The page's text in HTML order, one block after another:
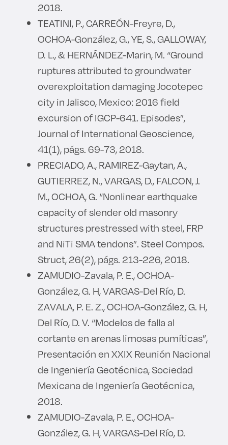
2018.
TEATINI, P., CARREÓN-Freyre, D.,
OCHOA-González, G., YE, S., GALLOWAY,
D. L., & HERNÁNDEZ-Marin, M. “Ground
ruptures attributed to groundwater
overexploitation damaging Jocotepec
city in Jalisco, Mexico: 2016 field
excursion of IGCP-641. Episodes”,
Journal of International Geoscience,
41(1), págs. 69-73, 2018.
PRECIADO, A., RAMIREZ-Gaytan, A.,
GUTIERREZ, N., VARGAS, D., FALCON, J.
M., OCHOA, G. “Nonlinear earthquake
capacity of slender old masonry
structures prestressed with steel, FRP
and NiTi SMA tendons”. Steel Compos.
Struct, 26(2), págs. 213-226, 2018.
ZAMUDIO-Zavala, P. E., OCHOA-
González, G. H, VARGAS-Del Río, D.
ZAVALA, P. E. Z., OCHOA-González, G. H,
Del Río, D. V. “Modelos de falla al
cortante en arenas limosas pumíticas”,
Presentación en XXIX Reunión Nacional
de Ingeniería Geotécnica, Sociedad
Mexicana de Ingeniería Geotécnica,
2018.
ZAMUDIO-Zavala, P. E., OCHOA-
González, G. H, VARGAS-Del Río, D.